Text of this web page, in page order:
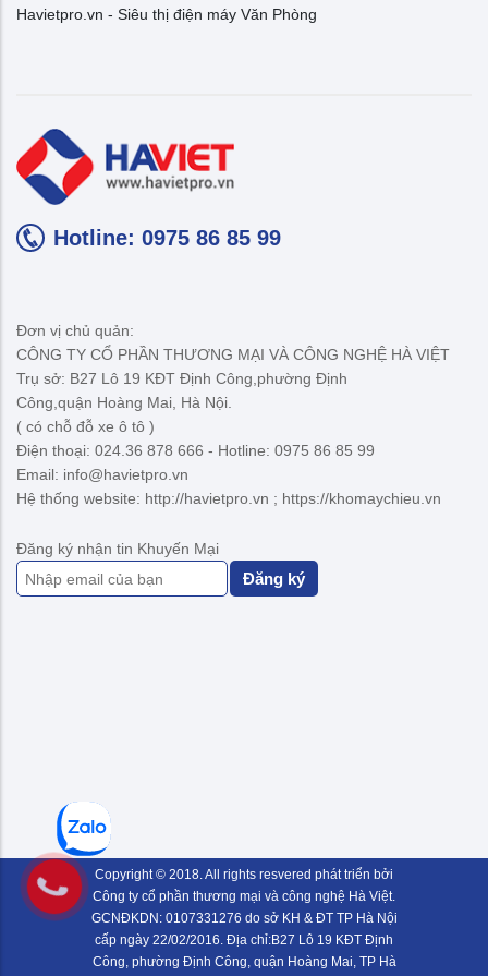
Havietpro.vn - Siêu thị điện máy Văn Phòng
Hotline: 0975 86 85 99
Đơn vị chủ quản:
CÔNG TY CỔ PHẦN THƯƠNG MẠI VÀ CÔNG NGHỆ HÀ VIỆT
Trụ sở: B27 Lô 19 KĐT Định Công,phường Định
Công,quận Hoàng Mai, Hà Nội.
( có chỗ đỗ xe ô tô )
Điện thoại: 024.36 878 666 - Hotline: 0975 86 85 99
Email: info@havietpro.vn
Hệ thống website: http://havietpro.vn ; https://khomaychieu.vn
Đăng ký nhận tin Khuyến Mại
Đăng ký
Copyright © 2018. All rights resvered phát triển bởi
Công ty cổ phần thương mại và công nghệ Hà Việt.
GCNĐKDN: 0107331276 do sở KH & ĐT TP Hà Nội
cấp ngày 22/02/2016. Địa chỉ:B27 Lô 19 KĐT Định
Công, phường Định Công, quận Hoàng Mai, TP Hà